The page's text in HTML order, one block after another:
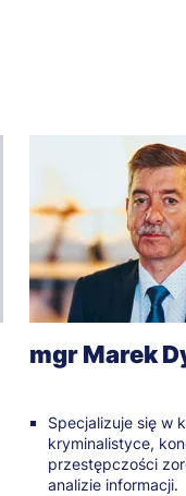
mgr Marek
Specjalizuje się w
kryminalistyce,
przestępczości
analizie informacji.